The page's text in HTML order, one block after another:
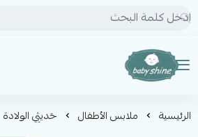
BABY SHINE
الرئيسية ملابس الأطفال حَديثِي الولادة